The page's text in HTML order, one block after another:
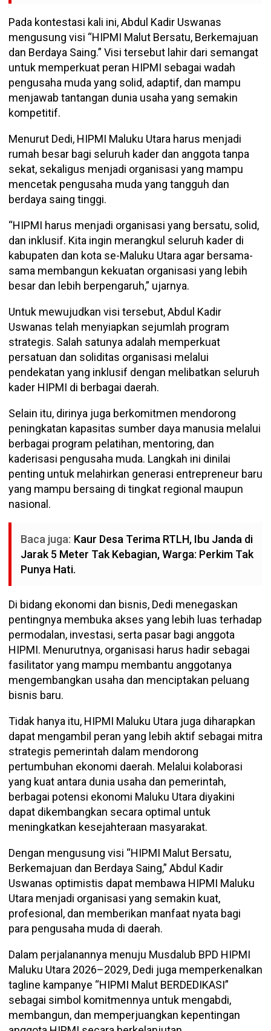
Pada kontestasi kali ini, Abdul Kadir Uswanas
mengusung visi “HIPMI Malut Bersatu, Berkemajuan
dan Berdaya Saing.” Visi tersebut lahir dari semangat
untuk memperkuat peran HIPMI sebagai wadah
pengusaha muda yang solid, adaptif, dan mampu
menjawab tantangan dunia usaha yang semakin
kompetitif.
Menurut Dedi, HIPMI Maluku Utara harus menjadi
rumah besar bagi seluruh kader dan anggota tanpa
sekat, sekaligus menjadi organisasi yang mampu
mencetak pengusaha muda yang tangguh dan
berdaya saing tinggi.
“HIPMI harus menjadi organisasi yang bersatu, solid,
dan inklusif. Kita ingin merangkul seluruh kader di
kabupaten dan kota se-Maluku Utara agar bersama-
sama membangun kekuatan organisasi yang lebih
besar dan lebih berpengaruh,” ujarnya.
Untuk mewujudkan visi tersebut, Abdul Kadir
Uswanas telah menyiapkan sejumlah program
strategis. Salah satunya adalah memperkuat
persatuan dan soliditas organisasi melalui
pendekatan yang inklusif dengan melibatkan seluruh
kader HIPMI di berbagai daerah.
Selain itu, dirinya juga berkomitmen mendorong
peningkatan kapasitas sumber daya manusia melalui
berbagai program pelatihan, mentoring, dan
kaderisasi pengusaha muda. Langkah ini dinilai
penting untuk melahirkan generasi entrepreneur baru
yang mampu bersaing di tingkat regional maupun
nasional.
Baca juga: Kaur Desa Terima RTLH, Ibu Janda di
Jarak 5 Meter Tak Kebagian, Warga: Perkim Tak
Punya Hati.
Di bidang ekonomi dan bisnis, Dedi menegaskan
pentingnya membuka akses yang lebih luas terhadap
permodalan, investasi, serta pasar bagi anggota
HIPMI. Menurutnya, organisasi harus hadir sebagai
fasilitator yang mampu membantu anggotanya
mengembangkan usaha dan menciptakan peluang
bisnis baru.
Tidak hanya itu, HIPMI Maluku Utara juga diharapkan
dapat mengambil peran yang lebih aktif sebagai mitra
strategis pemerintah dalam mendorong
pertumbuhan ekonomi daerah. Melalui kolaborasi
yang kuat antara dunia usaha dan pemerintah,
berbagai potensi ekonomi Maluku Utara diyakini
dapat dikembangkan secara optimal untuk
meningkatkan kesejahteraan masyarakat.
Dengan mengusung visi “HIPMI Malut Bersatu,
Berkemajuan dan Berdaya Saing,” Abdul Kadir
Uswanas optimistis dapat membawa HIPMI Maluku
Utara menjadi organisasi yang semakin kuat,
profesional, dan memberikan manfaat nyata bagi
para pengusaha muda di daerah.
Dalam perjalanannya menuju Musdalub BPD HIPMI
Maluku Utara 2026–2029, Dedi juga memperkenalkan
tagline kampanye “HIPMI Malut BERDEDIKASI”
sebagai simbol komitmennya untuk mengabdi,
membangun, dan memperjuangkan kepentingan